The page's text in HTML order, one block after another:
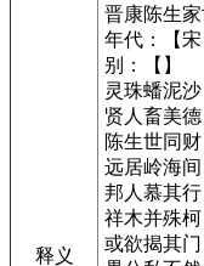
释义
晋康陈生
年代：【
别：【】
灵珠蟠泥沙
贤人畜美德
陈生世同财
远居岭海间
邦人慕其行
祥木并殊柯
或欲揭其门